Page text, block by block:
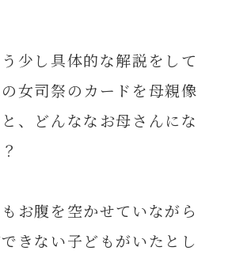
少し具体的な解説をして
女司祭のカードを母親像
、どんななお母さんにな
お腹を空かせていながら
きない子どもがいたとし